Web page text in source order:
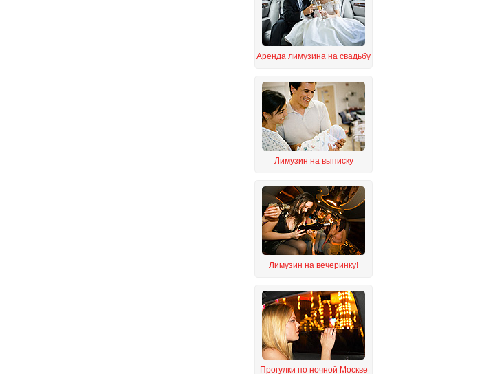
Аренда лимузина на свадьбу
Лимузин на выписку
Лимузин на вечеринку!
Прогулки по ночной Москве